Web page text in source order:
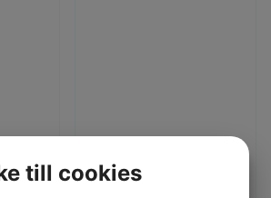
september 14, 2023
till cookies